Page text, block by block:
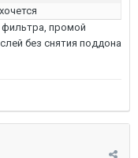
промой
без снятия поддона